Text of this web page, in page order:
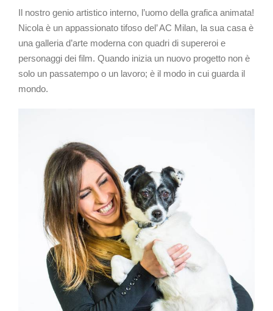
Il nostro genio artistico interno, l’uomo della grafica animata!
Nicola è un appassionato tifoso del’ AC Milan, la sua casa è
una galleria d’arte moderna con quadri di supereroi e
personaggi dei film. Quando inizia un nuovo progetto non è
solo un passatempo o un lavoro; è il modo in cui guarda il
mondo.